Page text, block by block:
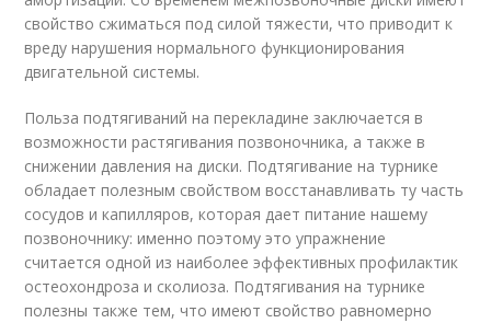
свойство сжиматься под силой тяжести, что приводит к
вреду нарушения нормального функционирования
двигательной системы.
Польза подтягиваний на перекладине заключается в
возможности растягивания позвоночника, а также в
снижении давления на диски. Подтягивание на турнике
обладает полезным свойством восстанавливать ту часть
сосудов и капилляров, которая дает питание нашему
позвоночнику: именно поэтому это упражнение
считается одной из наиболее эффективных профилактик
остеохондроза и сколиоза. Подтягивания на турнике
полезны также тем, что имеют свойство равномерно